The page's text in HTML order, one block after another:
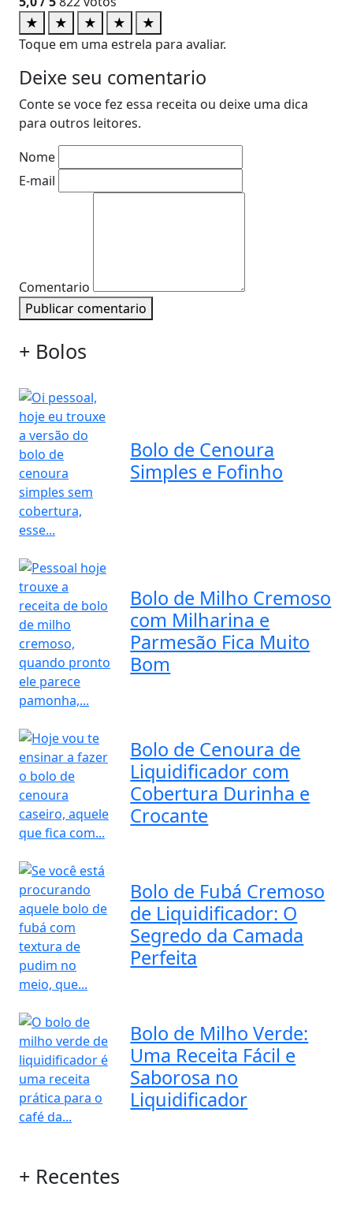
★
★ ★ ★
★
Toque em uma estrela para avaliar.
Deixe seu comentario
Conte se voce fez essa receita ou deixe uma dica
para outros leitores.
Nome
E-mail
Comentario
Publicar comentario
+ Bolos
Bolo de Cenoura
Simples e Fofinho
Bolo de Milho Cremoso
com Milharina e
Parmesão Fica Muito
Bom
Bolo de Cenoura de
Liquidificador com
Cobertura Durinha e
Crocante
Bolo de Fubá Cremoso
de Liquidificador: O
Segredo da Camada
Perfeita
Bolo de Milho Verde:
Uma Receita Fácil e
Saborosa no
Liquidificador
+ Recentes